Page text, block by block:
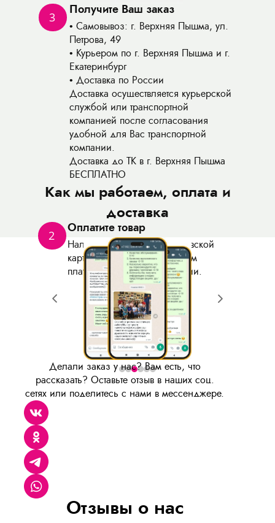
3 Получите Ваш заказ
Самовывоз: г. Верхняя Пышма, ул.
Петрова, 49
Курьером по г. Верхняя Пышма и г.
Екатеринбург
Доставка по России
Доставка осуществляется курьерской
службой или транспортной
компанией после согласования
удобной для Вас транспортной
компании.
Доставка до ТК в г. Верхняя Пышма
БЕСПЛАТНО
Как мы работаем, оплата и
доставка
2 Оплатите товар
Наличными, в офисе, банковской
картой по СБП, безналичным
платежом на р/с организации.
Делали заказ у нас? Вам есть, что
рассказать? Оставьте отзыв в наших соц.
сетях или поделитесь с нами в мессенджере.
Отзывы о нас